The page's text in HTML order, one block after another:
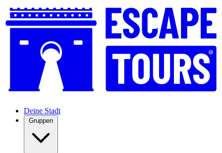
Deine Stadt
Gruppen